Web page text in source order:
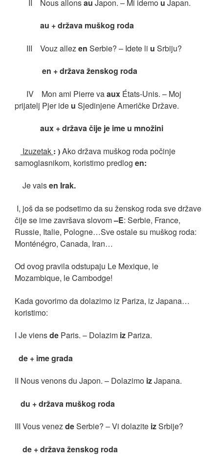
II Nous allonsau Japon. – Mi idemo u Japan.
au + država muškog roda
III Vouz allezen Serbie? – Idete li u Srbiju?
en + država ženskog roda
IV Mon ami Pierre vaaux États-Unis. – Moj
prijatelj Pjer ide u Sjedinjene Američke Države.
aux + država čije je ime u množini
Izuzetak : ) Ako država muškog roda počinje
samoglasnikom, koristimo predlog en:
Je vaisen Irak.
I, još da se podsetimo da su ženskog roda sve države
čije se ime završava slovom–E: Serbie, France,
Russie, Italie, Pologne…Sve ostale su muškog roda:
Monténégro, Canada, Iran…
Od ovog pravila odstupaju Le Mexique, le
Mozambique, le Cambodge!
Kada govorimo da dolazimo iz Pariza, iz Japana…
koristimo:
I Je viensde Paris. – Dolazim iz Pariza.
de + ime grada
II Nous venons du Japon. – Dolazimo izJapana.
du + država muškog roda
III Vous venezdeSerbie? – Vi dolazite izSrbije?
de + država ženskog roda